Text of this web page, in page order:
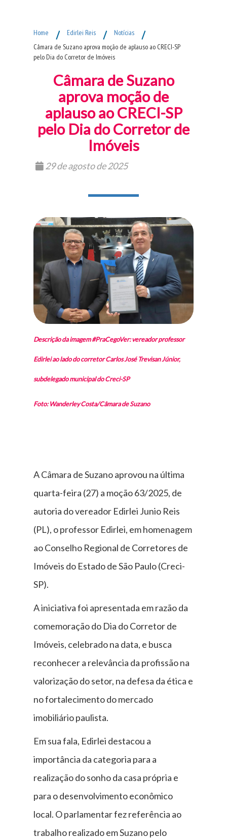
Home / Edirlei Reis / Notícias /
Câmara de Suzano aprova moção de aplauso ao CRECI-SP
pelo Dia do Corretor de Imóveis
Câmara de Suzano
aprova moção de
aplauso ao CRECI-SP
pelo Dia do Corretor de
Imóveis
29 de agosto de 2025
Descrição da imagem #PraCegoVer: vereador professor
Edirlei ao lado do corretor Carlos José Trevisan Júnior,
subdelegado municipal do Creci-SP
Foto: Wanderley Costa/Câmara de Suzano
A Câmara de Suzano aprovou na última
quarta-feira (27) a moção 63/2025, de
autoria do vereador Edirlei Junio Reis
(PL), o professor Edirlei, em homenagem
ao Conselho Regional de Corretores de
Imóveis do Estado de São Paulo (Creci-
SP).
A iniciativa foi apresentada em razão da
comemoração do Dia do Corretor de
Imóveis, celebrado na data, e busca
reconhecer a relevância da profissão na
valorização do setor, na defesa da ética e
no fortalecimento do mercado
imobiliário paulista.
Em sua fala, Edirlei destacou a
importância da categoria para a
realização do sonho da casa própria e
para o desenvolvimento econômico
local. O parlamentar fez referência ao
trabalho realizado em Suzano pelo